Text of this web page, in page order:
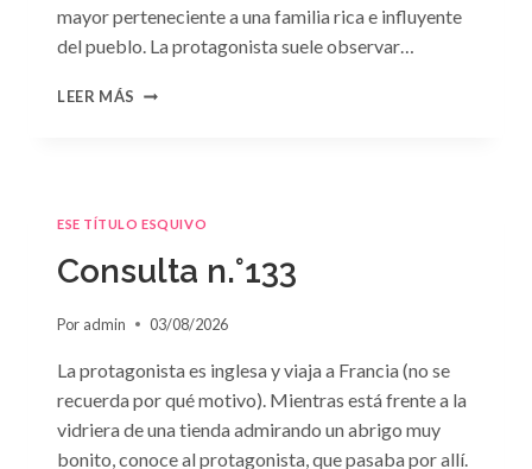
mayor perteneciente a una familia rica e influyente
del pueblo. La protagonista suele observar…
LEER MÁS CONSULTA
ESE TÍTULO ESQUIVO
Consulta n.°133
Por admin 03/08/2026
La protagonista es inglesa y viaja a Francia (no se
recuerda por qué motivo). Mientras está frente a la
vidriera de una tienda admirando un abrigo muy
bonito, conoce al protagonista, que pasaba por allí.